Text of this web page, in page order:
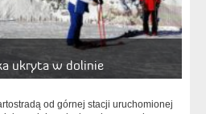
ukryta w dolinie
od górnej stacji uruchomionej